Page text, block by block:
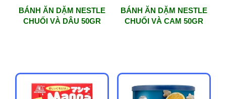
BÁNH ĂN DẶM NESTLE
CHUỐI VÀ DÂU 50GR
BÁNH ĂN DẶM NESTLE
CHUỐI VÀ CAM 50GR